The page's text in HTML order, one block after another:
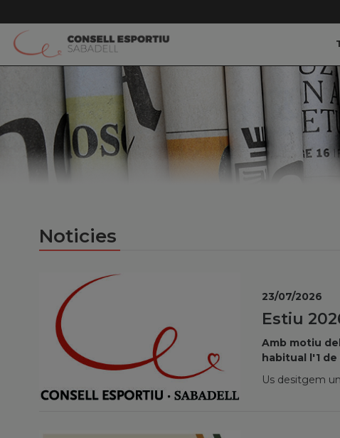
Noticies
Estiu
Amb motiu
habitual l'1
Us desitgem
23/07/2026